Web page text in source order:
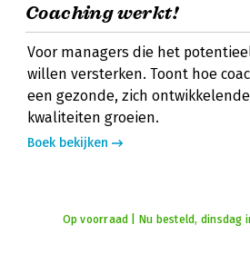
Coaching werkt!
Voor managers die het
willen versterken. Toont hoe
een gezonde, zich
kwaliteiten groeien.
Boek bekijken
Op voorraad | Nu besteld, dinsdag